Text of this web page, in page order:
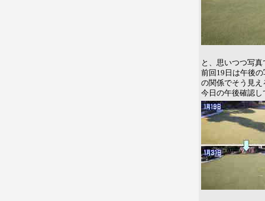
と、思いつつ写
前回19日は午後
の関係でそう見
今日の午後確認